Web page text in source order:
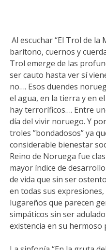
Al escuchar “El Trol de la
barítono, cuernos y
Trol emerge de las
ser cauto hasta ver sí
no…. Esos duendes
el agua, en la tierra y en
hay terroríficos…. Entre
día del vivir noruego. Y
troles ”bondadosos” ya
considerable bienestar
Reino de Noruega fue
mayor índice de
de vida que sin ser
en todas sus
lugareños que parecen
simpáticos sin ser
existencia en su hermoso